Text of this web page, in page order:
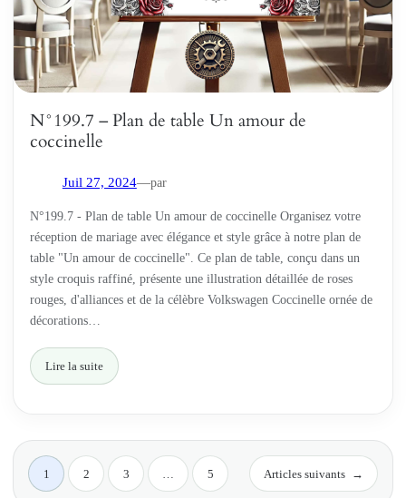
N°199.7 – Plan de table Un amour de
coccinelle
Juil 27, 2024—par
N°199.7 - Plan de table Un amour de coccinelle Organisez votre
réception de mariage avec élégance et style grâce à notre plan de
table "Un amour de coccinelle". Ce plan de table, conçu dans un
style croquis raffiné, présente une illustration détaillée de roses
rouges, d'alliances et de la célèbre Volkswagen Coccinelle ornée de
décorations…
Lire la suite
1 2 3 5 Articles suivants →